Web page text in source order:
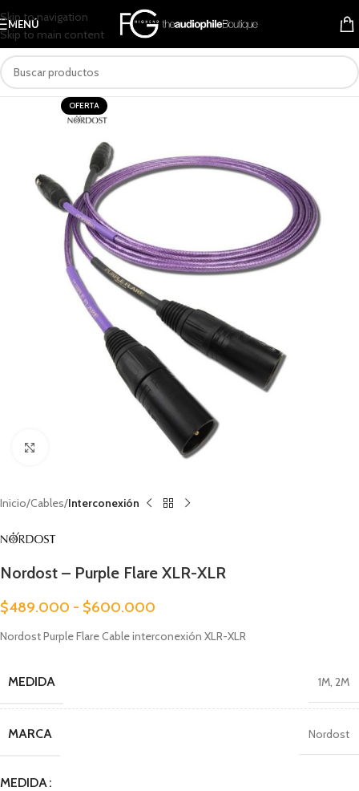
Skip to navigation
Skip to main content
MENÚ
OFERTA
Inicio Cables Interconexión
Nordost – Purple Flare XLR-XLR
$489.000 - $600.000
Nordost Purple Flare Cable interconexión XLR-XLR
MEDIDA 1M 2M
MARCA Nordost
MEDIDA